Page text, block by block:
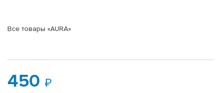
Все товары «AURA»
450